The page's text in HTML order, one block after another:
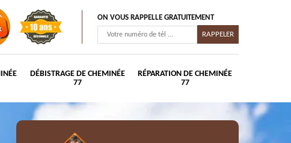
ON VOUS RAPPELLE GRATUITEMENT
DÉBISTRAGE DE CHEMINÉE
77
RÉPARATION DE CHEMINÉE
77